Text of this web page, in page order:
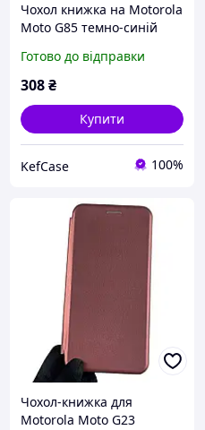
Чохол книжка на Motorola
Moto G85 темно-синій
слотом для карток для
Моторола Мото Г85
Готово до відправки
308₴
Купити
KefCase 100%
Чохол-книжка для
Motorola Moto G23